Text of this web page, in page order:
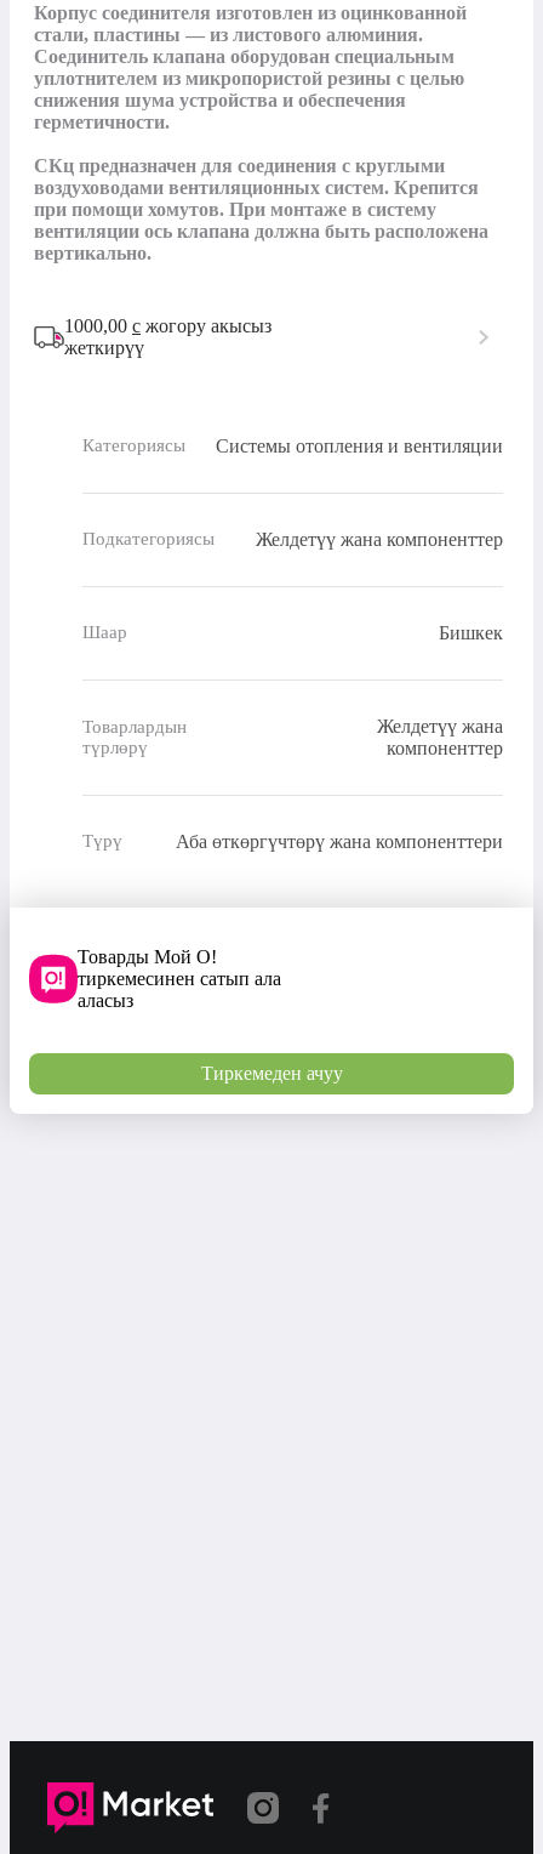
Корпус соединителя изготовлен из оцинкованной
стали, пластины — из листового алюминия.
Соединитель клапана оборудован специальным
уплотнителем из микропористой резины с целью
снижения шума устройства и обеспечения
герметичности.
СКц предназначен для соединения с круглыми
воздуховодами вентиляционных систем. Крепится
при помощи хомутов. При монтаже в систему
вентиляции ось клапана должна быть расположена
вертикально.
1000,00 с жогору акысыз
жеткирүү
Категориясы Системы отопления и вентиляции
Подкатегориясы Желдетүү жана компоненттер
Шаар Бишкек
Товарлардын
түрлөрү
Желдетүү жана
компоненттер
Түрү Аба өткөргүчтөрү жана компоненттери
Товарды Мой О!
тиркемесинен сатып ала
аласыз
Тиркемеден ачуу